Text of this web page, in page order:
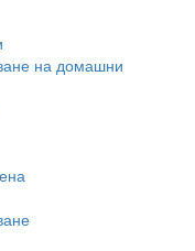
на домашни